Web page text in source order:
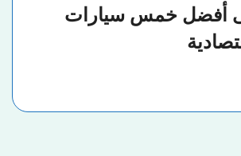
أفضل خمس سيارات